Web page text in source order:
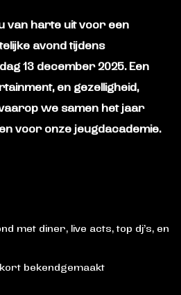
van harte uit voor een
avond tijdens
13 december 2025. Een
en gezelligheid,
we samen het jaar
voor onze jeugdacademie.
met diner, live acts, top dj’s, en
bekendgemaakt